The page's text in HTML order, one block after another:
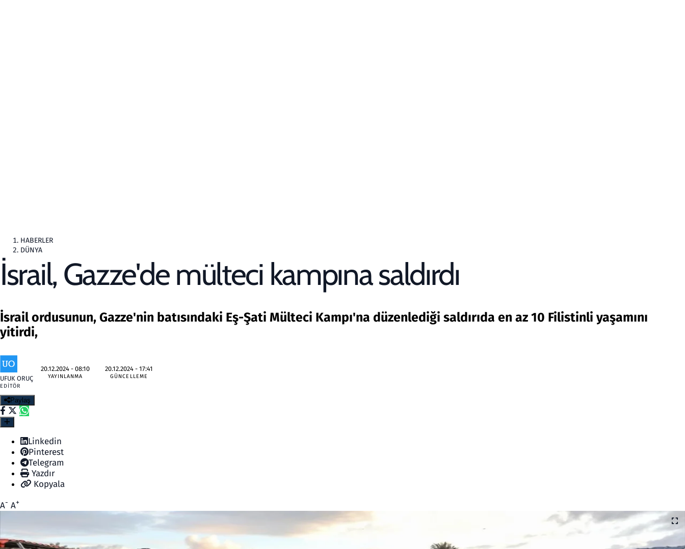
HABERLER
DÜNYA
İsrail, Gazze'de mülteci kampına saldırdı
İsrail ordusunun, Gazze'nin batısındaki Eş-Şati Mülteci Kampı'na düzenlediği saldırıda en az 10 Filistinli yaşamını
yitirdi,
UFUK ORUÇ
EDITÖR
20.12.2024 - 08:10
YAYINLANMA
20.12.2024 - 17:41
GÜNCELLEME
Paylaş
Linkedin
Pinterest
Telegram
Yazdır
Kopyala
A- A+